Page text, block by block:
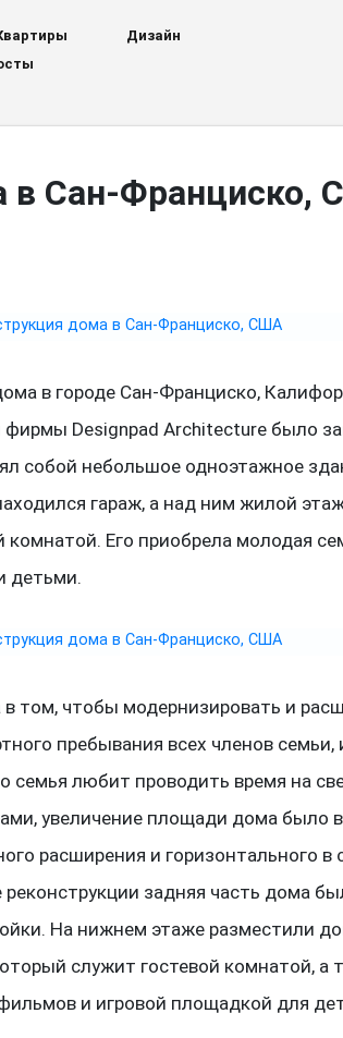
Дизайн
в Сан-Франциско,
в городе Сан-Франциско,
фирмы Designpad Architecture было
собой небольшое одноэтажное
гараж, а над ним жилой
Его приобрела молодая
детьми.
том, чтобы модернизировать и
пребывания всех членов семьи,
семья любит проводить время на
увеличение площади дома было
расширения и горизонтального в
реконструкции задняя часть дома
На нижнем этаже разместили
служит гостевой комнатой, а
и игровой площадкой для